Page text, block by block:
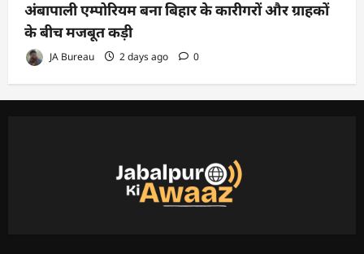
अंबापाली एम्पोरियम बना बिहार के कारीगरों और ग्राहकों
के बीच मजबूत कड़ी
JA Bureau 2 days ago 0